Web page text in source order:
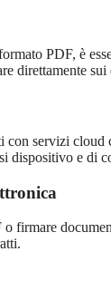
PDF, è
direttamente sui
con servizi
dispositivo e di
firmare